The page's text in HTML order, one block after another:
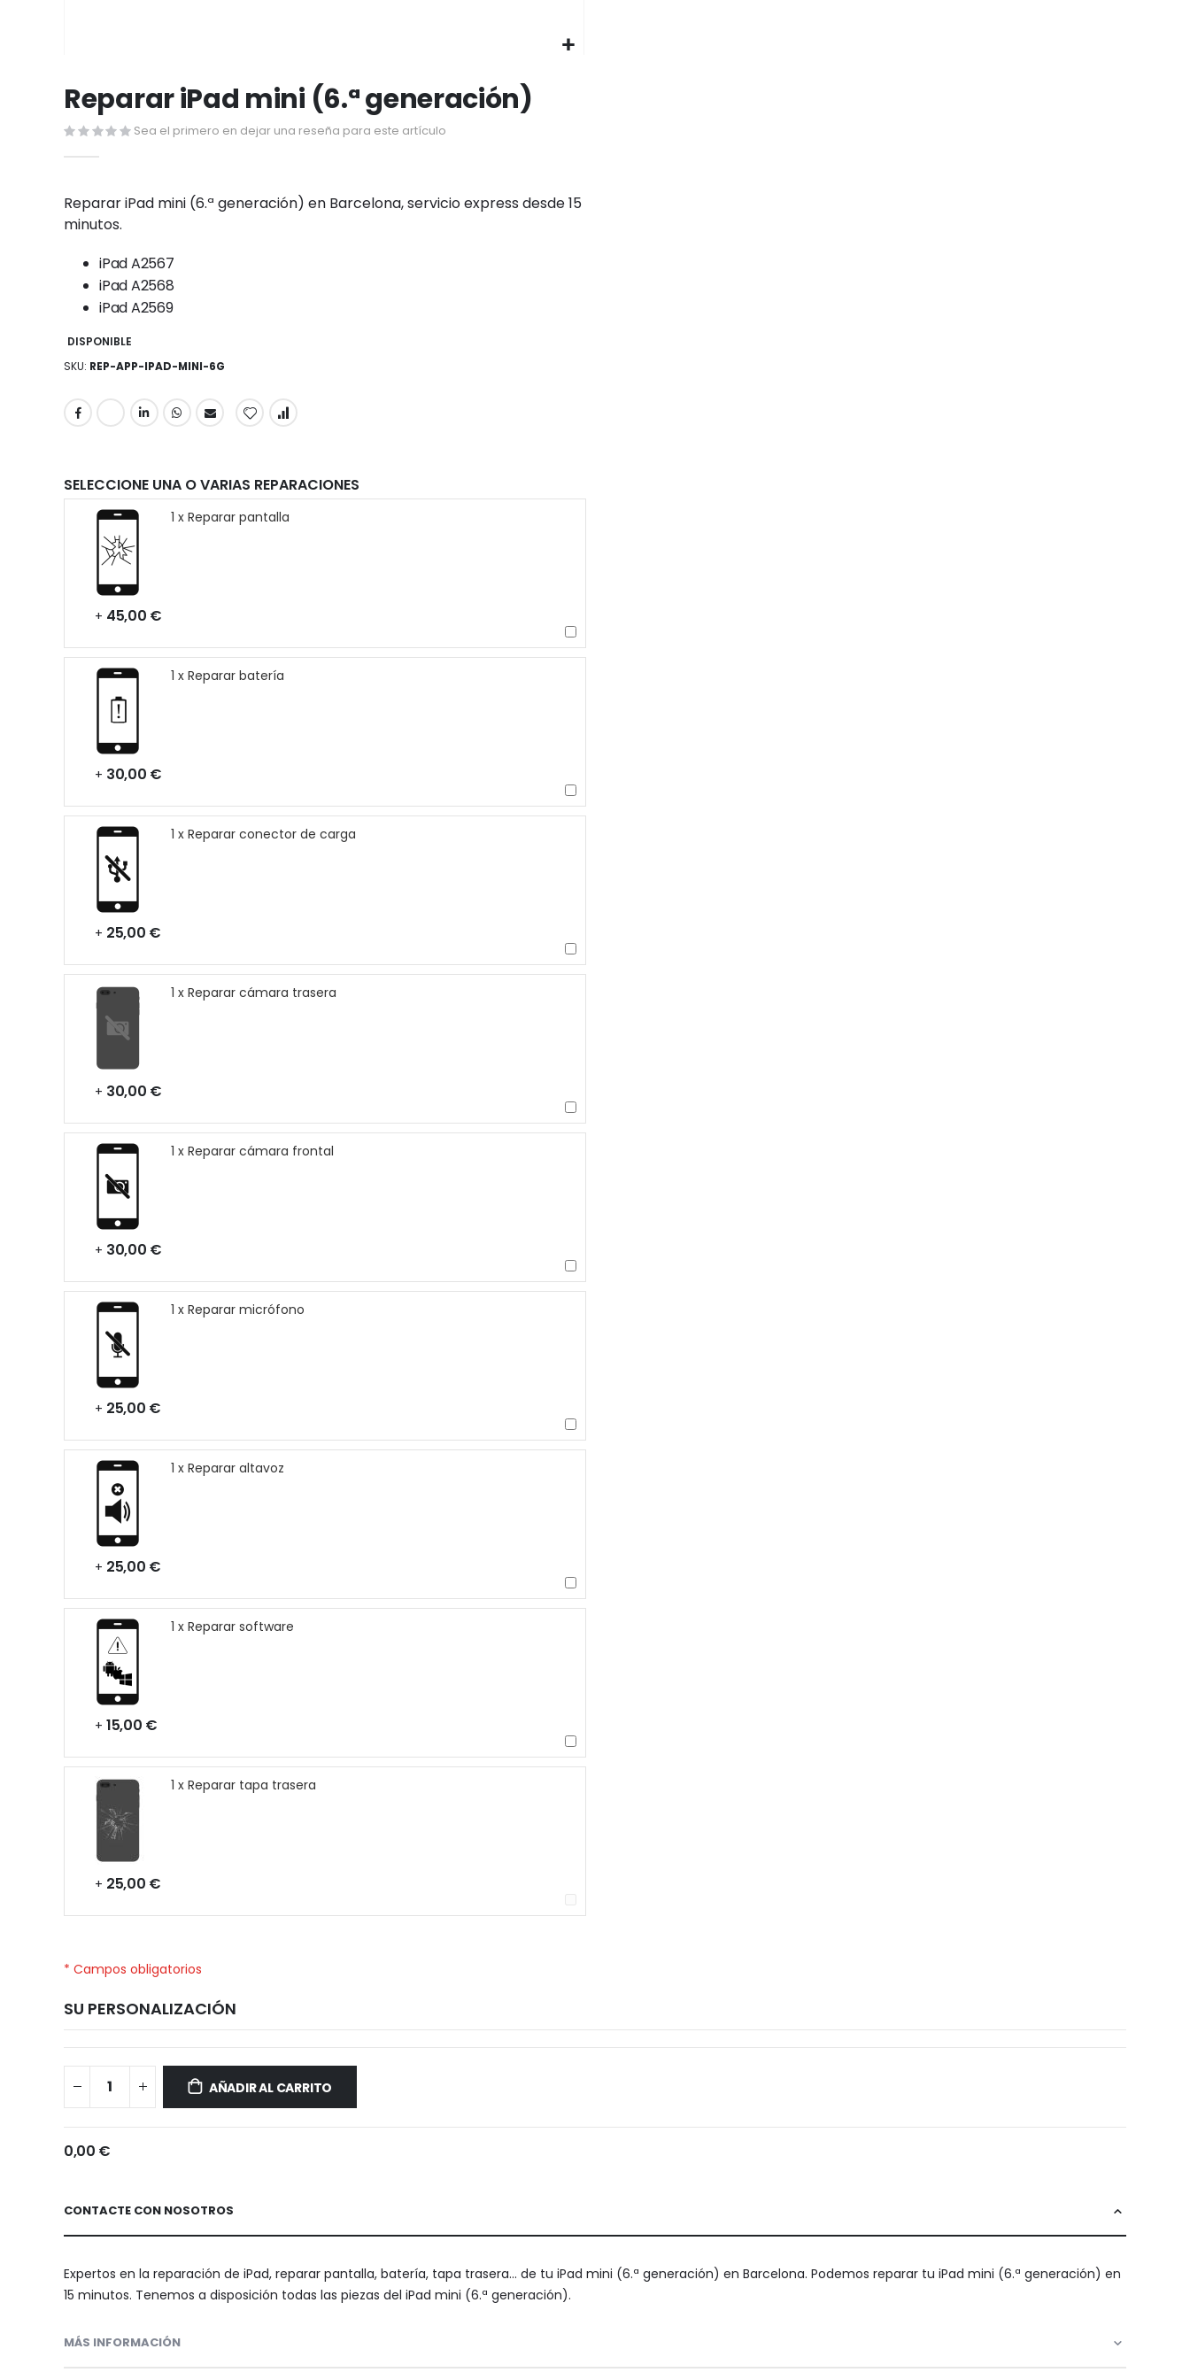
al
comienzo
de
imágenes
Reparar iPad mini (6.ª generación)
Sea el primero en dejar una reseña para este artículo
Reparar iPad mini (6.ª generación) en Barcelona, servicio express desde 15
minutos.
iPad A2567
iPad A2568
iPad A2569
DISPONIBLE
SKU REP-APP-IPAD-MINI-6G
SELECCIONE UNA O VARIAS REPARACIONES
1 x Reparar pantalla
+ 45,00 €
1 x Reparar batería
+ 30,00 €
1 x Reparar conector de carga
+ 25,00 €
1 x Reparar cámara trasera
+ 30,00 €
1 x Reparar cámara frontal
+ 30,00 €
1 x Reparar micrófono
+ 25,00 €
1 x Reparar altavoz
+ 25,00 €
1 x Reparar software
+ 15,00 €
1 x Reparar tapa trasera
+ 25,00 €
* Campos obligatorios
SU PERSONALIZACIÓN
generación)
AÑADIR AL CARRITO
0,00 €
CONTACTE CON NOSOTROS
Expertos en la reparación de iPad, reparar pantalla, batería, tapa trasera... de tu iPad mini (6.ª generación) en Barcelona. Podemos reparar tu iPad mini (6.ª generación) en
15 minutos. Tenemos a disposición todas las piezas del iPad mini (6.ª generación).
MÁS INFORMACIÓN